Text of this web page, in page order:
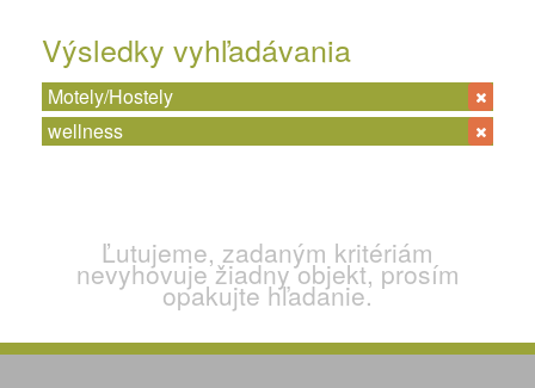
Výsledky vyhľadávania
Motely/Hostely
wellness
Ľutujeme, zadaným kritériám
nevyhovuje žiadny objekt, prosím
opakujte hľadanie.